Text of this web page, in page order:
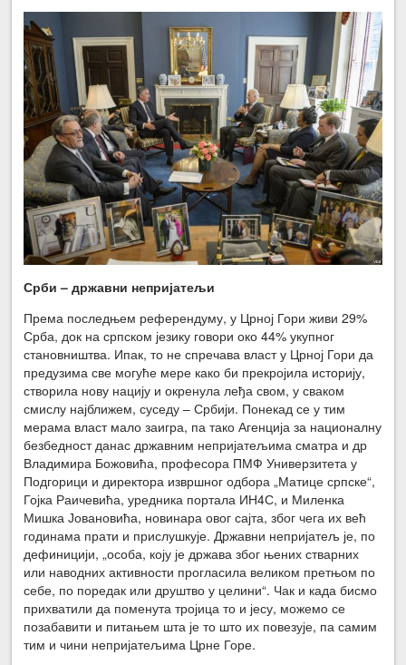
Срби – државни непријатељи
Према последњем референдуму, у Црној Гори живи 29%
Срба, док на српском језику говори око 44% укупног
становништва. Ипак, то не спречава власт у Црној Гори да
предузима све могуће мере како би прекројила историју,
створила нову нацију и окренула леђа свом, у сваком
смислу најближем, суседу – Србији. Понекад се у тим
мерама власт мало заигра, па тако Агенција за националну
безбедност данас државним непријатељима сматра и др
Владимира Божовића, професора ПМФ Универзитета у
Подгорици и директора извршног одбора „Матице српске“,
Гојка Раичевића, уредника портала ИН4С, и Миленка
Мишка Јовановића, новинара овог сајта, због чега их већ
годинама прати и прислушкује. Државни непријатељ је, по
дефиницији, „особа, коју је држава због њених стварних
или наводних активности прогласила великом претњом по
себе, по поредак или друштво у целини“. Чак и када бисмо
прихватили да поменута тројица то и јесу, можемо се
позабавити и питањем шта је то што их повезује, па самим
тим и чини непријатељима Црне Горе.